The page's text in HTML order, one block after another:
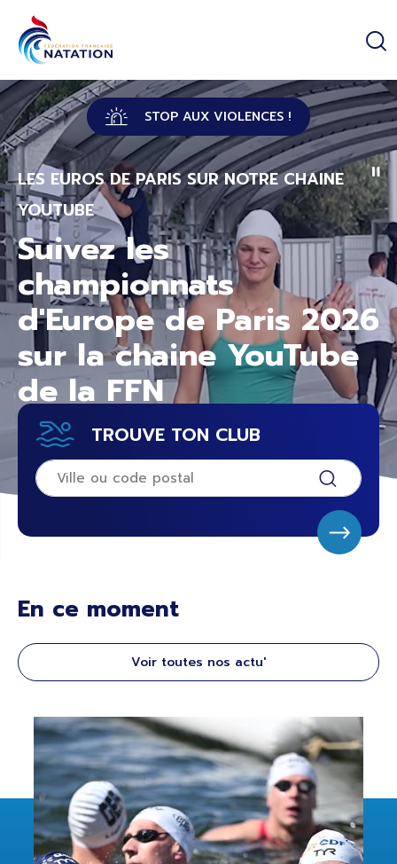
Passer au contenu principal
STOP AUX VIOLENCES !
LES EUROS DE PARIS SUR NOTRE CHAINE
YOUTUBE
Suivez les
championnats
d'Europe de Paris 2026
sur la chaine YouTube
de la FFN
TROUVE TON CLUB
En ce moment
Voir toutes nos actu'
Panneau de gestion des cookies